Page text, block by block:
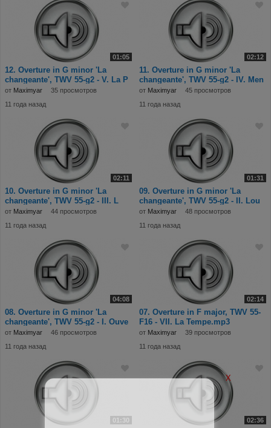
01:05
12. Overture in G minor 'La
changeante', TWV 55-g2 - V. La P
от Maximyar
35 просмотров
11 года назад
02:12
11. Overture in G minor 'La
changeante', TWV 55-g2 - IV. Men
от Maximyar
45 просмотров
11 года назад
02:11
10. Overture in G minor 'La
changeante', TWV 55-g2 - III. L
от Maximyar
44 просмотров
11 года назад
01:31
09. Overture in G minor 'La
changeante', TWV 55-g2 - II. Lou
от Maximyar
48 просмотров
11 года назад
04:08
08. Overture in G minor 'La
changeante', TWV 55-g2 - I. Ouve
от Maximyar
46 просмотров
11 года назад
02:14
07. Overture in F major, TWV 55-
F16 - VII. La Tempe.mp3
от Maximyar
39 просмотров
11 года назад
01:30 02:36
X